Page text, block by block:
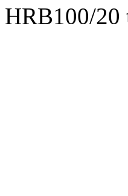
HRB100/20